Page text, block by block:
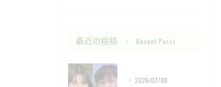
最近の投稿 Recent Posts
2026/07/08